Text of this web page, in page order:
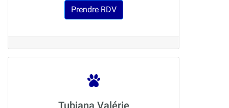
Prendre RDV
Tubiana Valérie